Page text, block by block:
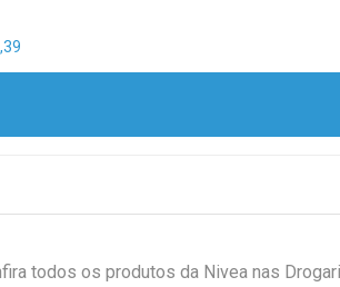
todos os produtos da Nivea nas